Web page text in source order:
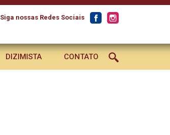
Siga nossas Redes Sociais
DIZIMISTA CONTATO